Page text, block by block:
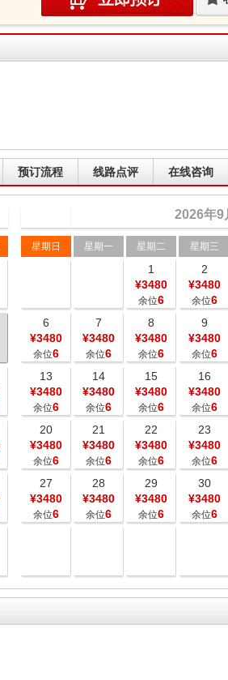
预订流程 线路点评 在线咨询
2026年9
星期日 星期一 星期二 星期三
1
¥3480
余位6
2
¥3480
余位6
6
¥3480
余位6
7
¥3480
余位6
8
¥3480
余位6
9
¥3480
余位6
13
¥3480
余位6
14
¥3480
余位6
15
¥3480
余位6
16
¥3480
余位6
20
¥3480
余位6
21
¥3480
余位6
22
¥3480
余位6
23
¥3480
余位6
27
¥3480
余位6
28
¥3480
余位6
29
¥3480
余位6
30
¥3480
余位6